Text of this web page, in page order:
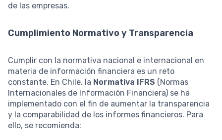
de las empresas.
Cumplimiento Normativo y Transparencia
Cumplir con la normativa nacional e internacional en
materia de información financiera es un reto
constante. En Chile, la Normativa IFRS (Normas
Internacionales de Información Financiera) se ha
implementado con el fin de aumentar la transparencia
y la comparabilidad de los informes financieros. Para
ello, se recomienda: